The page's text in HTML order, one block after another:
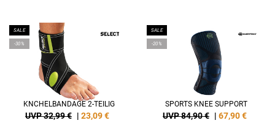
SALE
-30%
KNCHELBANDAGE 2-TEILIG
UVP 32,99 € | 23,09€
SALE
-20%
SPORTS KNEE SUPPORT
UVP 84,90 € | 67,90€